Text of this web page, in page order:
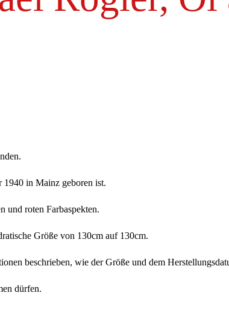
1940 in Mainz geboren ist.
und roten Farbaspekten.
Größe von 130cm auf 130cm.
beschrieben, wie der Größe und dem
dürfen.